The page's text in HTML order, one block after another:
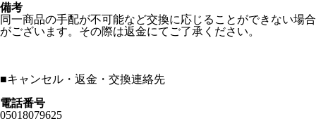
備考
同一商品の手配が不可能など交換に応じることができない場合
がございます。その際は返金にてご了承ください。
■キャンセル・返金・交換連絡先
電話番号
05018079625